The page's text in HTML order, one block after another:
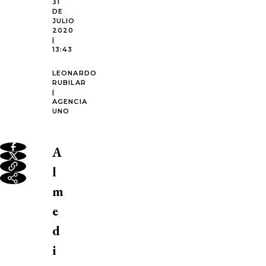
31
DE
JULIO
2020
|
13:43
LEONARDO
RUBILAR
|
AGENCIA
UNO
A
l
m
e
d
i